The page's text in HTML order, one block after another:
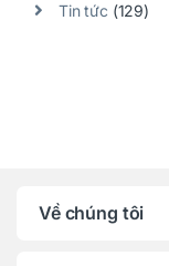
Tin tức (129)
Về chúng tôi